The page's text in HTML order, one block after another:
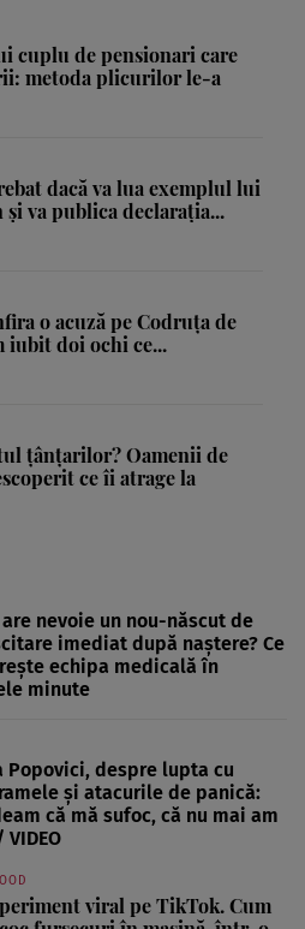
cuplu de pensionari care
metoda plicurilor le-a
dacă va lua exemplul lui
și va publica declarația...
o acuză pe Codruța de
iubit doi ochi ce...
țânțarilor? Oamenii de
ce îi atrage la
are nevoie un nou-născut de
imediat după naștere? Ce
echipa medicală în
minute
Popovici, despre lupta cu
și atacurile de panică:
că mă sufoc, că nu mai am
VIDEO
viral pe TikTok. Cum